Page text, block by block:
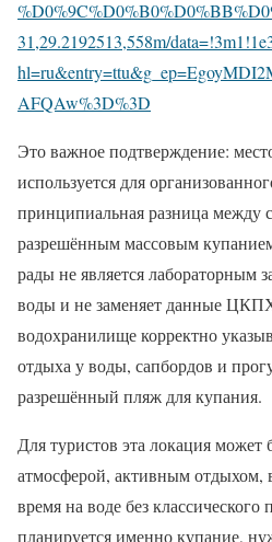
31,29.2192513,558m/
AFQAw%3D%3D
Это важное подтверждение:
используется для
принципиальная разница между
разрешённым массовым
рады не является лабораторным
воды и не заменяет данные
водохранилище корректно
отдыха у воды, сапбордов и
разрешённый пляж для купания.
Для туристов эта локация может
атмосферой, активным отдыхом,
время на воде без
планируется именно купание,